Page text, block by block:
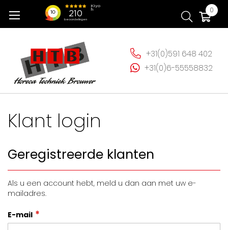
naar
0
+31(0)591 648 402
+31(0)6-55558832
Klant login
Geregistreerde klanten
Als u een account hebt, meld u dan aan met uw e-
mailadres.
E-mail